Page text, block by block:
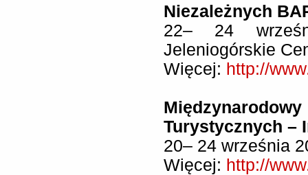
Niezależnych
22– 24
Jeleniogórskie
Więcej: http://
Turystycznych –
20– 24 września
Więcej: http://